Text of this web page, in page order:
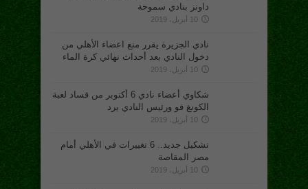
داونز بنادي سموحة
10 أبريل، 2019
نادي الجزيرة يقرر منع اعضاء الأهلي من
دخول النادي بعد أحداث نهائي كرة الماء
10 أبريل، 2019
شكاوي أعضاء نادي 6 أكتوبر من فساد لعبة
الكونغ فو ورئيس النادي يرد
10 أبريل، 2019
تشكيل جديد.. 6 تغييرات في الأهلي أمام
مصر المقاصة
10 أبريل، 2019